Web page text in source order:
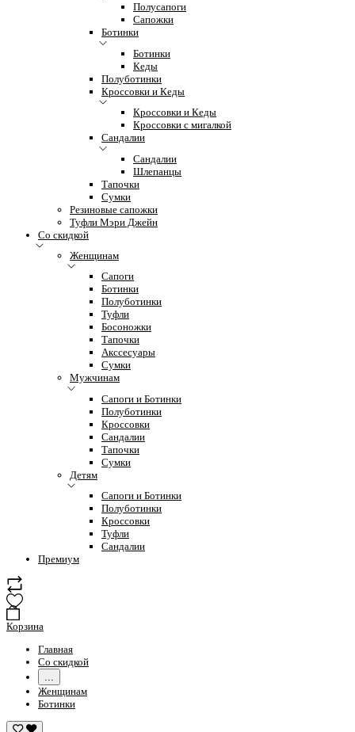
Полусапоги
Сапожки
Ботинки
Ботинки
Кеды
Полуботинки
Кроссовки и Кеды
Кроссовки и Кеды
Кроссовки с мигалкой
Сандалии
Сандалии
Шлепанцы
Тапочки
Сумки
Резиновые сапожки
Туфли Мэри Джейн
Со скидкой
Женщинам
Сапоги
Ботинки
Полуботинки
Туфли
Босоножки
Тапочки
Акссесуары
Сумки
Мужчинам
Сапоги и Ботинки
Полуботинки
Кроссовки
Сандалии
Тапочки
Сумки
Детям
Сапоги и Ботинки
Полуботинки
Кроссовки
Туфли
Сандалии
Премиум
Корзина
Главная
Со скидкой
...
Женщинам
Ботинки